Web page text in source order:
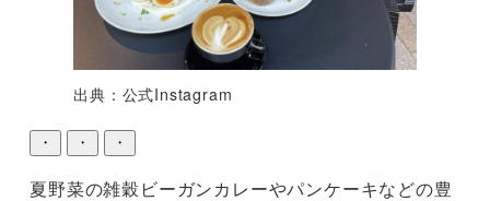
出典：公式Instagram
・ ・ ・
夏野菜の雑穀ビーガンカレーやパンケーキなどの豊